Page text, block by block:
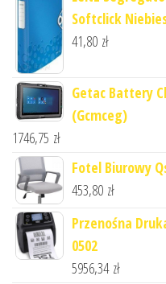
Softclick
41,80 zł
Getac Battery
(Gcmceg)
1746,75 zł
Fotel Biurowy
453,80 zł
Przenośna
0502
5956,34 zł